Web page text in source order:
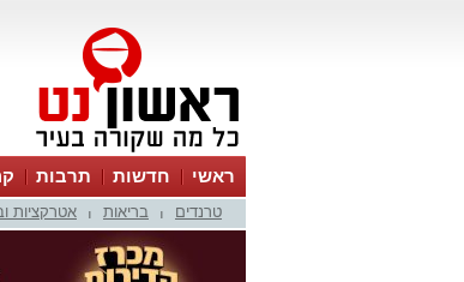
ראשי חדשות תרבות
טרנדים בריאות אטרקציות